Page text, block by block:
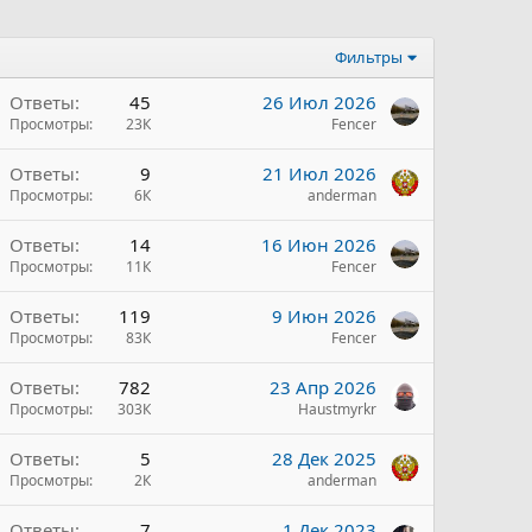
Фильтры
Ответы 45
Просмотры 23К
26 Июл 2026
Fencer
Ответы 9
Просмотры 6К
21 Июл 2026
anderman
Ответы 14
Просмотры 11К
16 Июн 2026
Fencer
Ответы 119
Просмотры 83К
9 Июн 2026
Fencer
Ответы 782
Просмотры 303К
23 Апр 2026
Haustmyrkr
Ответы 5
Просмотры 2К
28 Дек 2025
anderman